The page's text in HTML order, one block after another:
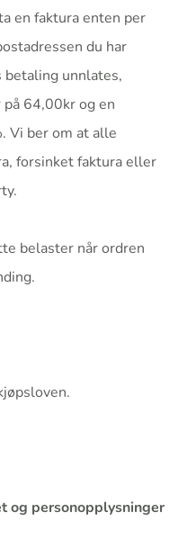
en faktura enten per
du har
unnlates,
64,00kr og en
Vi ber om at alle
forsinket faktura eller
belaster når ordren
og personopplysninger